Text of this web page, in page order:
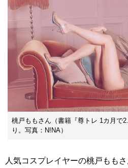
桃戸ももさん（書籍『尊トレ 1カ月で
り。写真：N!NA）
人気コスプレイヤーの桃戸もも